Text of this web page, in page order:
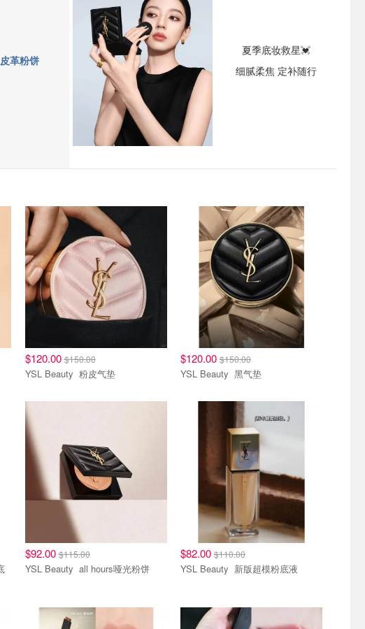
皮革粉饼
夏季底妆救星💓
细腻柔焦 定补随行
底妆专场
$120.00$150.00
YSL Beauty 粉皮气垫
底妆专场
$120.00 $150.00
YSL Beauty 黑气垫
$92.00$115.00
YSL Beauty all hours哑光粉饼
$82.00 $110.00
YSL Beauty 新版超模粉底液
唇妆